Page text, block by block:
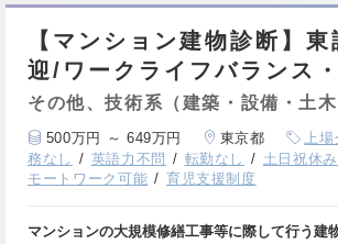
【マンション建物診断】
迎/ワークライフバランス
その他、技術系（建築・設備・土木
500万円 ～ 649万円 東京都 上
務なし
英語力不問 転勤なし 土日祝休み
モートワーク可能
育児支援制度
マンションの大規模修繕工事等に際して行う建